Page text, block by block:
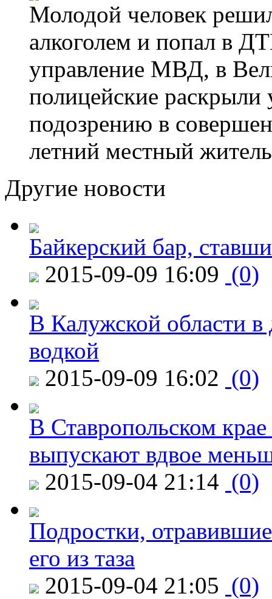
Молодой человек
алкоголем и попал в
управление МВД, в
полицейские
подозрению в
летний местный
Другие новости
Байкерский бар,
2015-09-09 16:09 (0)
В Калужской области в
водкой
2015-09-09 16:02 (0)
В Ставропольском
выпускают вдвое
2015-09-04 21:14 (0)
Подростки,
его из таза
2015-09-04 21:05 (0)